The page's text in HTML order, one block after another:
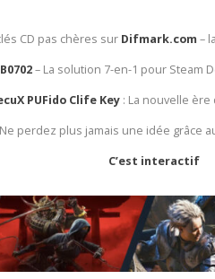
CD pas chères sur Difmark.com –
– La solution 7-en-1 pour Steam
PUFido Clife Key : La nouvelle ère
Ne perdez plus jamais une idée grâce
C’est interactif